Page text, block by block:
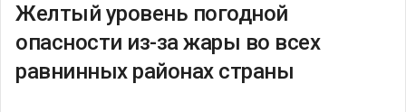
Желтый уровень погодной
опасности из-за жары во всех
равнинных районах страны